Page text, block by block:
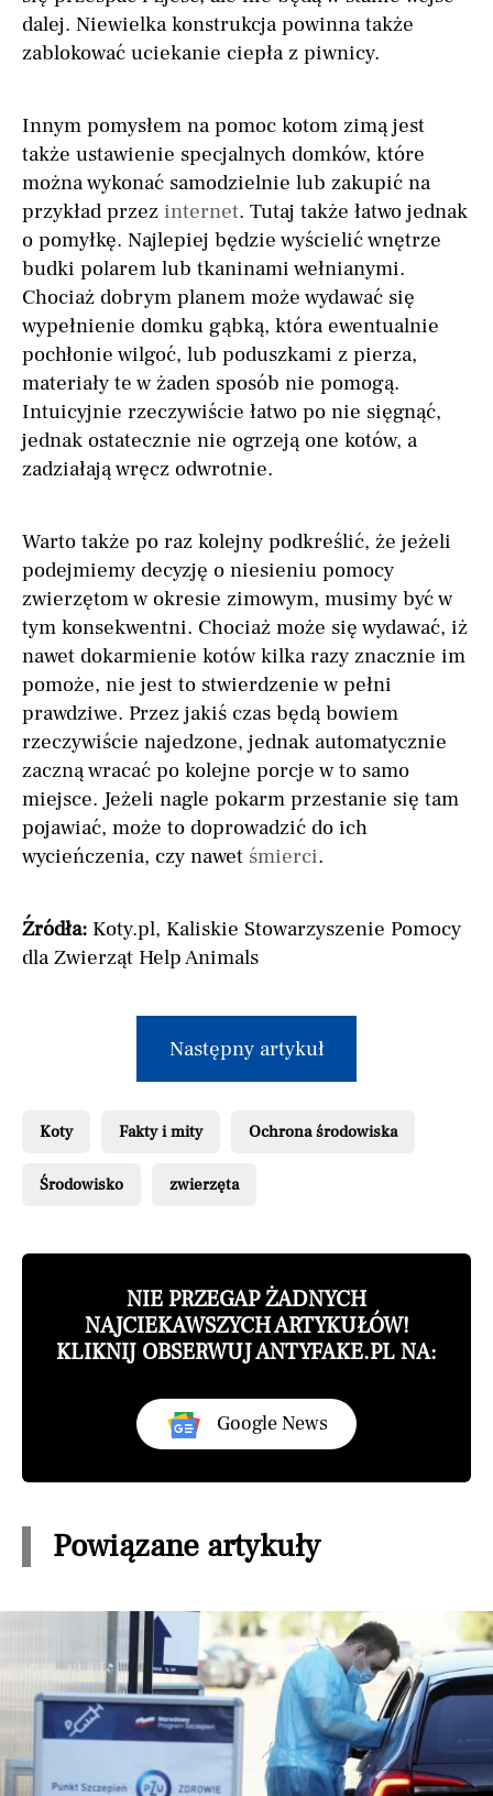
dalej. Niewielka konstrukcja powinna także
zablokować uciekanie ciepła z piwnicy.
Innym pomysłem na pomoc kotom zimą jest
także ustawienie specjalnych domków, które
można wykonać samodzielnie lub zakupić na
przykład przez internet. Tutaj także łatwo jednak
o pomyłkę. Najlepiej będzie wyścielić wnętrze
budki polarem lub tkaninami wełnianymi.
Chociaż dobrym planem może wydawać się
wypełnienie domku gąbką, która ewentualnie
pochłonie wilgoć, lub poduszkami z pierza,
materiały te w żaden sposób nie pomogą.
Intuicyjnie rzeczywiście łatwo po nie sięgnąć,
jednak ostatecznie nie ogrzeją one kotów, a
zadziałają wręcz odwrotnie.
Warto także po raz kolejny podkreślić, że jeżeli
podejmiemy decyzję o niesieniu pomocy
zwierzętom w okresie zimowym, musimy być w
tym konsekwentni. Chociaż może się wydawać, iż
nawet dokarmienie kotów kilka razy znacznie im
pomoże, nie jest to stwierdzenie w pełni
prawdziwe. Przez jakiś czas będą bowiem
rzeczywiście najedzone, jednak automatycznie
zaczną wracać po kolejne porcje w to samo
miejsce. Jeżeli nagle pokarm przestanie się tam
pojawiać, może to doprowadzić do ich
wycieńczenia, czy nawet śmierci.
Źródła: Koty.pl, Kaliskie Stowarzyszenie Pomocy
dla Zwierząt Help Animals
Następny artykuł
Koty Fakty i mity Ochrona środowiska
Środowisko zwierzęta
NIE PRZEGAP ŻADNYCH
NAJCIEKAWSZYCH ARTYKUŁÓW!
KLIKNIJ OBSERWUJ ANTYFAKE.PL NA:
Google News
Powiązane artykuły